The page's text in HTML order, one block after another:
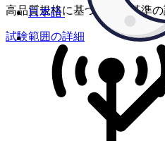
日本語
高品質規格に基づく国際基準
試験範囲の詳細